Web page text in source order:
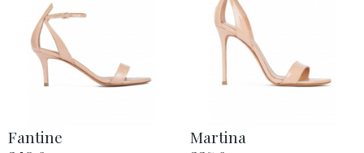
Fantine Martina